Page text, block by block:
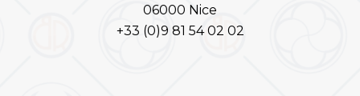
06000 Nice
+33 (0)9 81 54 02 02